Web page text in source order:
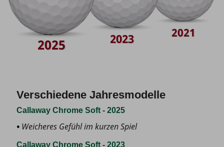
2025 2023 2021
Verschiedene Jahresmodelle
Callaway Chrome Soft - 2025
Weicheres Gefühl im kurzen Spiel
Callaway Chrome Soft - 2023